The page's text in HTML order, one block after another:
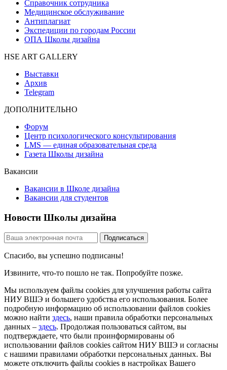
Справочник сотрудника
Медицинское обслуживание
Антиплагиат
Экспедиции по городам России
ОПА Школы дизайна
HSE ART GALLERY
Выставки
Архив
Telegram
ДОПОЛНИТЕЛЬНО
Форум
Центр психологического консультирования
LMS — единая образовательная среда
Газета Школы дизайна
Вакансии
Вакансии в Школе дизайна
Вакансии для студентов
Новости Школы дизайна
Спасибо, вы успешно подписаны!
Извините, что-то пошло не так. Попробуйте позже.
Мы используем файлы cookies для улучшения работы сайта
НИУ ВШЭ и большего удобства его использования. Более
подробную информацию об использовании файлов cookies
можно найти здесь, наши правила обработки персональных
данных – здесь. Продолжая пользоваться сайтом, вы
подтверждаете, что были проинформированы об
использовании файлов cookies сайтом НИУ ВШЭ и согласны
с нашими правилами обработки персональных данных. Вы
можете отключить файлы cookies в настройках Вашего